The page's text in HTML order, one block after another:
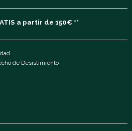
a partir de 150€ **
de Desistimiento